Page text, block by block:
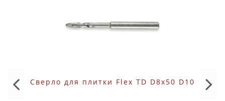
Сверло для плитки Flex TD D8x50 D10